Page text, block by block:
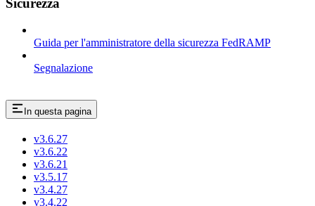
Sicurezza
Guida per l'amministratore della sicurezza FedRAMP
Segnalazione
In questa pagina
v3.6.27
v3.6.22
v3.6.21
v3.5.17
v3.4.27
v3.4.22